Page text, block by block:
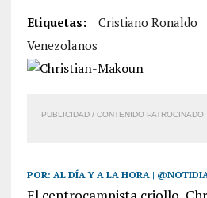
Etiquetas: Cristiano Ronaldo
Venezolanos
PUBLICIDAD / CONTENIDO PATROCINADO
POR: AL DÍA Y A LA HORA |